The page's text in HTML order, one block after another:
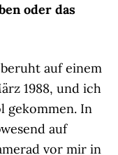
oder das
auf einem
1988, und ich
gekommen. In
auf
vor mir in